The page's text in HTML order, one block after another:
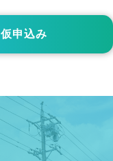
仮申込み